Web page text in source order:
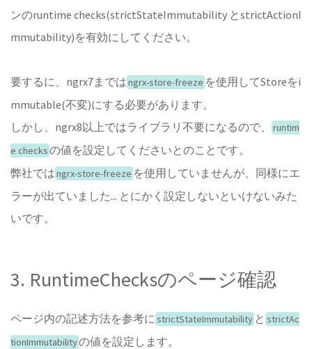
ンのruntime checks(strictStateImmutability とstrictActionI
mmutability)を有効にしてください。
要するに、ngrx7まではngrx-store-freeze を使用してStoreをi
mmutable(不変)にする必要があります。
しかし、ngrx8以上ではライブラリ不要になるので、
runtim
e checksの値を設定してくださいとのことです。
弊社ではngrx-store-freeze を使用していませんが、同様にエ
ラーが出ていました... とにかく設定しないといけないみた
いです。
3. RuntimeChecksのページ確認
ページ内の記述方法を参考にstrictStateImmutability と strictAc
tionImmutabilityの値を設定します。